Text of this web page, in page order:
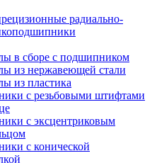
радиально-
в сборе с подшипником
из нержавеющей стали
из пластика
с резьбовыми штифтами
с эксцентриковым
с конической